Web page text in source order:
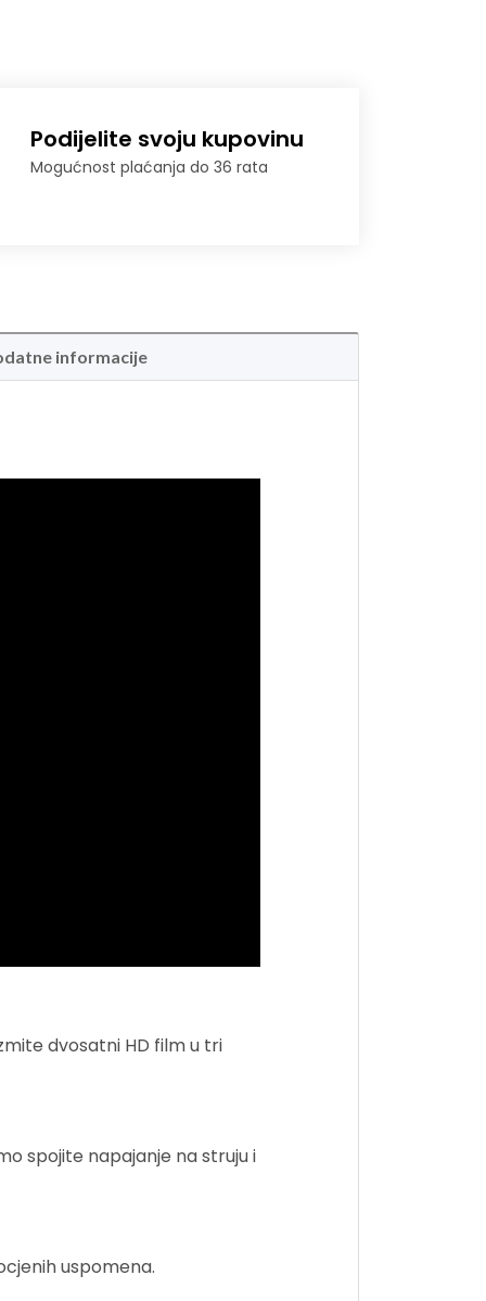
Podijelite svoju kupovinu
Mogućnost plaćanja do 36 rata
informacije
dvosatni HD film u tri
spojite napajanje na struju i
uspomena.